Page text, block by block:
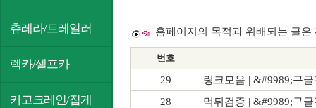
츄레라/트레일러
렉카/셀프카
카고크레인/집게
홈페이지의 목적과 위배되는 글
번호
29
링크모음 | &#9989;구
28
먹튀검증 | &#9989;구